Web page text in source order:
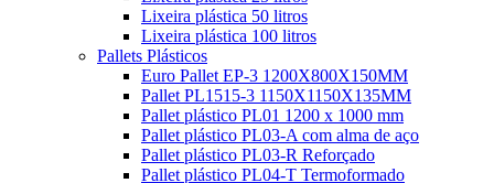
Lixeira plástica 50 litros
Lixeira plástica 100 litros
Pallets Plásticos
Euro Pallet EP-3 1200X800X150MM
Pallet PL1515-3 1150X1150X135MM
Pallet plástico PL01 1200 x 1000 mm
Pallet plástico PL03-A com alma de aço
Pallet plástico PL03-R Reforçado
Pallet plástico PL04-T Termoformado